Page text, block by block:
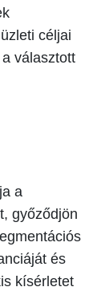
céljai
választott
a
győződjön
és
kísérletet